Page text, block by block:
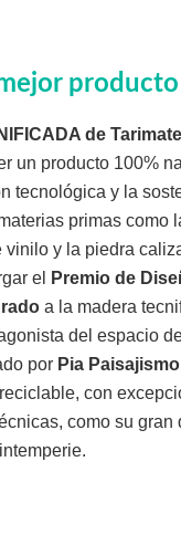
de
un producto 100%
tecnológica y la
primas como
vinilo y la piedra
el
Premio de
a la madera
del espacio
por Pia
con
como su gran